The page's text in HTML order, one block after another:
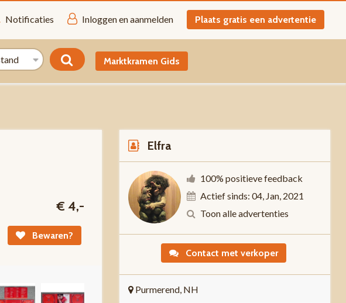
Notificaties Inloggen en aanmelden Plaats gratis een advertentie
Marktkramen Gids
€ 4,-
Bewaren?
Elfra
100% positieve feedback
Actief sinds: 04, Jan, 2021
Toon alle advertenties
Contact met verkoper
Purmerend, NH